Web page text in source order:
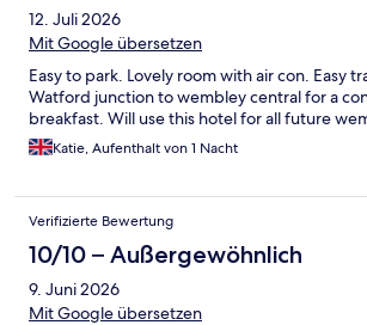
12. Juli 2026
Mit Google übersetzen
Easy to park. Lovely room with air con. Easy
Watford junction to wembley central for a
breakfast. Will use this hotel for all future
Katie, Aufenthalt von 1 Nacht
Verifizierte Bewertung
10/10 – Außergewöhnlich
9. Juni 2026
Mit Google übersetzen